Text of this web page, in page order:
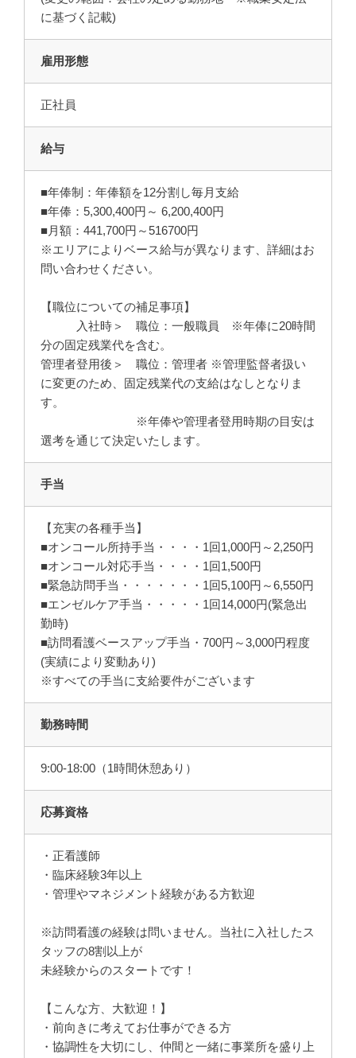
に基づく記載)
雇用形態
正社員
給与
■年俸制：年俸額を12分割し毎月支給
■年俸：5,300,400円～ 6,200,400円
■月額：441,700円～516700円
※エリアによりベース給与が異なります、詳細はお
問い合わせください。
【職位についての補足事項】
入社時＞ 職位：一般職員 ※年俸に20時間
分の固定残業代を含む。
管理者登用後＞ 職位：管理者 ※管理監督者扱い
に変更のため、固定残業代の支給はなしとなりま
す。
※年俸や管理者登用時期の目安は
選考を通じて決定いたします。
手当
【充実の各種手当】
■オンコール所持手当・・・・1回1,000円～2,250円
■オンコール対応手当・・・・1回1,500円
■緊急訪問手当・・・・・・・1回5,100円～6,550円
■エンゼルケア手当・・・・・1回14,000円(緊急出
勤時)
■訪問看護ベースアップ手当・700円～3,000円程度
(実績により変動あり)
※すべての手当に支給要件がございます
勤務時間
9:00-18:00（1時間休憩あり）
応募資格
・正看護師
・臨床経験3年以上
・管理やマネジメント経験がある方歓迎
※訪問看護の経験は問いません。当社に入社したス
タッフの8割以上が
未経験からのスタートです！
【こんな方、大歓迎！】
・前向きに考えてお仕事ができる方
・協調性を大切にし、仲間と一緒に事業所を盛り上